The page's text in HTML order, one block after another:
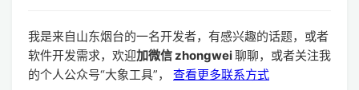
我是来自山东烟台的一名开发者，有感兴趣的话题，或者
软件开发需求，欢迎加微信 zhongwei聊聊，或者关注我
的个人公众号“大象工具”， 查看更多联系方式